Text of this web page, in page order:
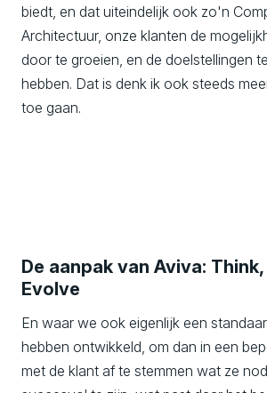
biedt, en dat uiteindelijk ook zo'n
Architectuur, onze klanten de
door te groeien, en de doelstellingen
hebben. Dat is denk ik ook steeds
toe gaan.
De aanpak van Aviva:
Evolve
En waar we ook eigenlijk een
hebben ontwikkeld, om dan in een
met de klant af te stemmen wat ze